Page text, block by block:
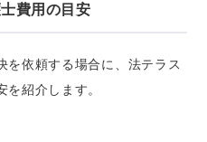
費用の目安
を依頼する場合に、法テラス
紹介します。